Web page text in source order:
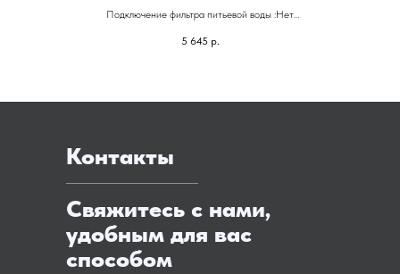
Подключение фильтра питьевой воды :Нет
Высота смесителя:193 мм
5 645 р.
Контакты
Свяжитесь с нами,
удобным для вас
способом